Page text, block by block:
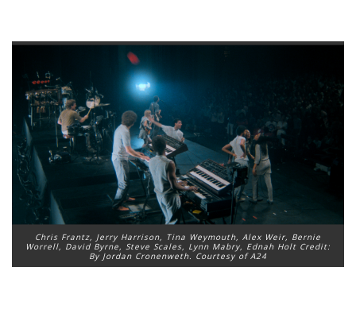
Chris Frantz, Jerry Harrison, Tina Weymouth, Alex Weir, Bernie
Worrell, David Byrne, Steve Scales, Lynn Mabry, Ednah Holt Credit:
By Jordan Cronenweth. Courtesy of A24